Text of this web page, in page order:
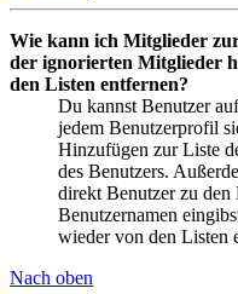
Wie kann ich Mitglieder
der ignorierten Mitglieder
den Listen entfernen?
Du kannst Benutzer
jedem Benutzerprofil
Hinzufügen zur Liste
des Benutzers.
direkt Benutzer zu den
Benutzernamen
wieder von den Listen
Nach oben